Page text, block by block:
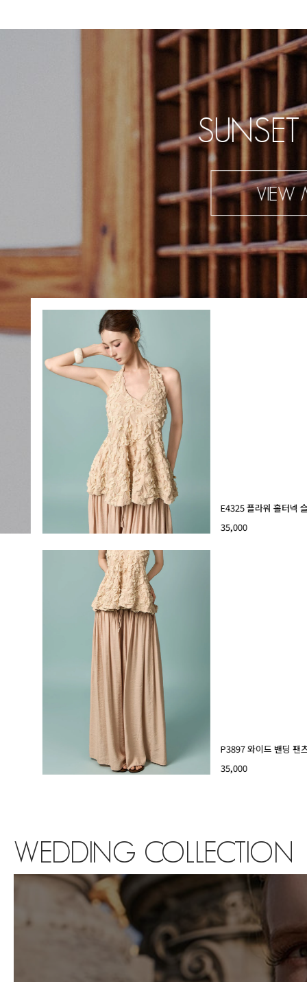
VIEW
E4325 플라워 홀터넥
35,000
P3897 와이드 밴딩 팬
35,000
WEDDING COLLECTION